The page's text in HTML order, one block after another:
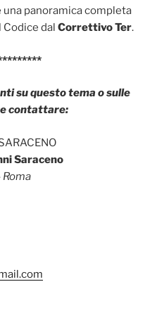
panoramica completa
dal Correttivo Ter.
su questo tema o sulle
contattare:
Saraceno
Roma